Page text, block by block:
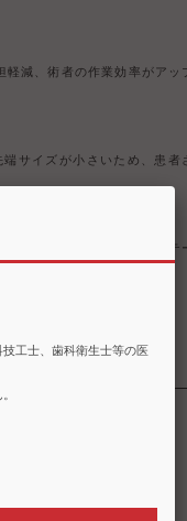
減、術者の作業効率がアッ
サイズが小さいため、患者
、患者さんへのコンサルテ
工士、歯科衛生士等の医